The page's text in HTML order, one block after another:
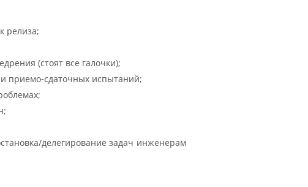
релиза;
(стоят все галочки);
приемо-сдаточных испытаний;
делегирование задач инженерам